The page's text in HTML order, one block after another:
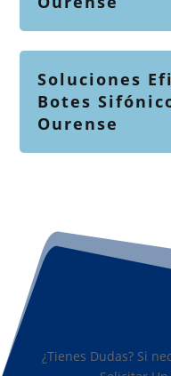
Soluciones
Botes
Ourense
¿Tienes Dudas? Si